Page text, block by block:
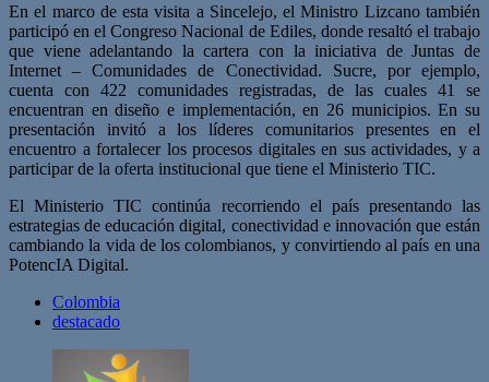
En el marco de esta visita a Sincelejo, el Ministro Lizcano también
participó en el Congreso Nacional de Ediles, donde resaltó el trabajo
que viene adelantando la cartera con la iniciativa de Juntas de
Internet – Comunidades de Conectividad. Sucre, por ejemplo,
cuenta con 422 comunidades registradas, de las cuales 41 se
encuentran en diseño e implementación, en 26 municipios. En su
presentación invitó a los líderes comunitarios presentes en el
encuentro a fortalecer los procesos digitales en sus actividades, y a
participar de la oferta institucional que tiene el Ministerio TIC.
El Ministerio TIC continúa recorriendo el país presentando las
estrategias de educación digital, conectividad e innovación que están
cambiando la vida de los colombianos, y convirtiendo al país en una
PotencIA Digital.
Colombia
destacado